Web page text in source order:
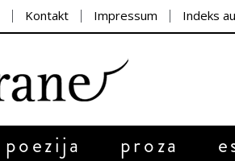
Kontakt Impressum Indeks
poezija proza